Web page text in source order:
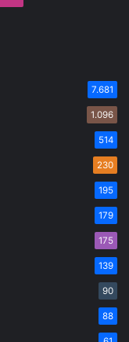
7.681
1.096
514
230
195
179
175
139
90
88